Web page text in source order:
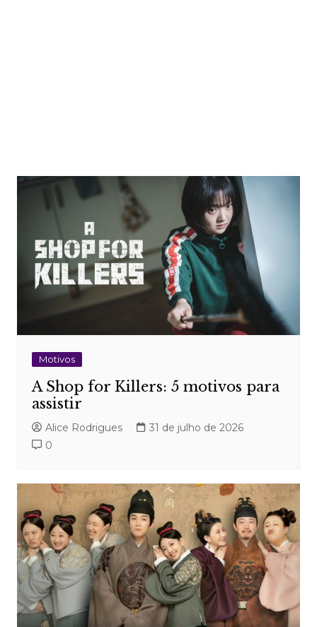
Motivos
A Shop for Killers: 5 motivos para
assistir
Alice Rodrigues
31 de julho de 2026
0